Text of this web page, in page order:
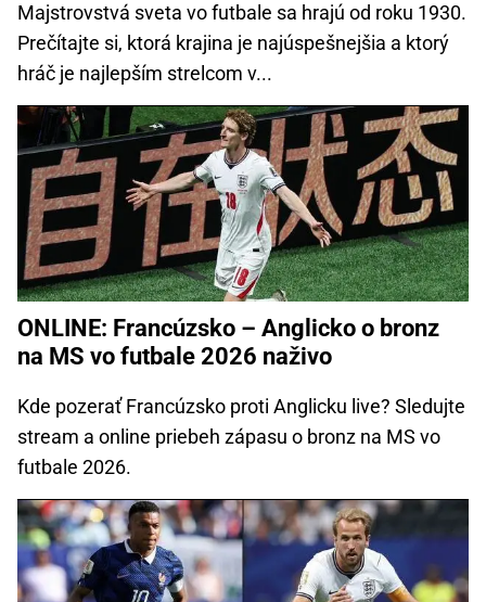
Majstrovstvá sveta vo futbale sa hrajú od roku 1930.
Prečítajte si, ktorá krajina je najúspešnejšia a ktorý
hráč je najlepším strelcom v...
ONLINE: Francúzsko – Anglicko o bronz
na MS vo futbale 2026 naživo
Kde pozerať Francúzsko proti Anglicku live? Sledujte
stream a online priebeh zápasu o bronz na MS vo
futbale 2026.